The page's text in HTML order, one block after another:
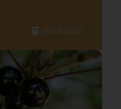
05.08.2026